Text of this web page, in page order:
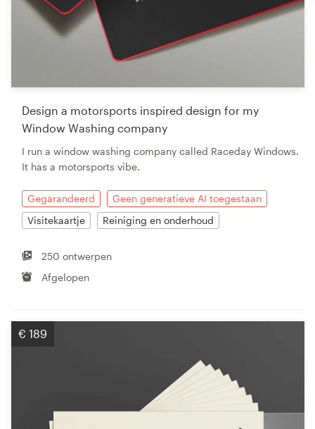
Design a motorsports inspired design for my
Window Washing company
I run a window washing company called Raceday Windows.
It has a motorsports vibe.
Gegarandeerd
Geen generatieve AI toegestaan
Visitekaartje
Reiniging en onderhoud
250 ontwerpen
Afgelopen
€ 189
Helpcentrum
Bronnen
Prijzen
Word een designer
Blog